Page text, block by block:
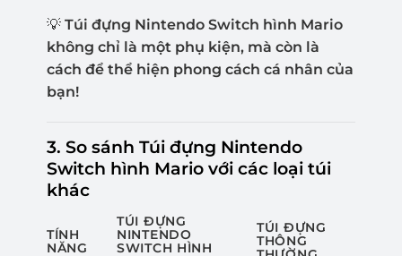
💡 Túi đựng Nintendo Switch hình Mario
không chỉ là một phụ kiện, mà còn là
cách để thể hiện phong cách cá nhân của
bạn!
3. So sánh Túi đựng Nintendo
Switch hình Mario với các loại túi
khác
TÍNH
NĂNG
TÚI ĐỰNG
NINTENDO
SWITCH HÌNH
TÚI ĐỰNG
THÔNG